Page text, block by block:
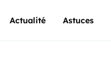
Actualité Astuces